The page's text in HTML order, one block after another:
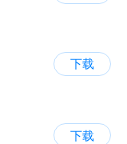
下载
下载